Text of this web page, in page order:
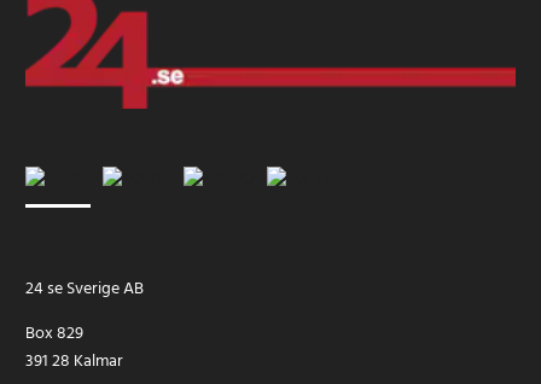
24 se Sverige AB
Box 829
391 28 Kalmar